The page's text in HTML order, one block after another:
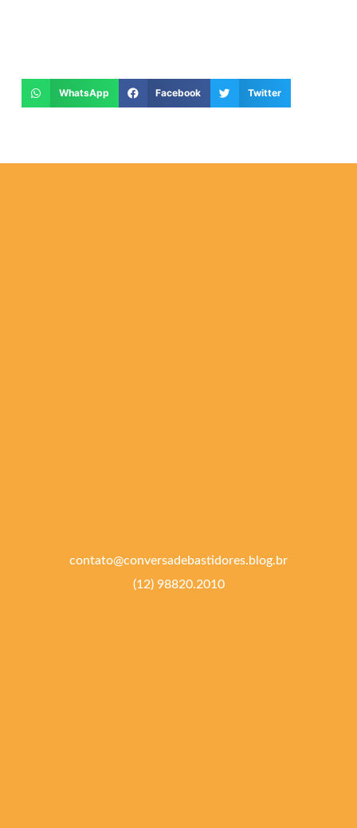
WhatsApp Facebook Twitter
contato@conversadebastidores.blog.br
(12) 98820.2010